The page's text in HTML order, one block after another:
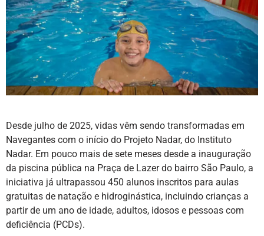
Desde julho de 2025, vidas vêm sendo transformadas em
Navegantes com o início do Projeto Nadar, do Instituto
Nadar. Em pouco mais de sete meses desde a inauguração
da piscina pública na Praça de Lazer do bairro São Paulo, a
iniciativa já ultrapassou 450 alunos inscritos para aulas
gratuitas de natação e hidroginástica, incluindo crianças a
partir de um ano de idade, adultos, idosos e pessoas com
deficiência (PCDs).